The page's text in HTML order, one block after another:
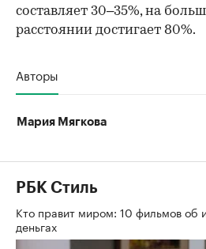
составляет 30–35%, на
расстоянии достигает 80%.
Авторы
Мария Мягкова
РБК Стиль
Кто правит миром: 10 фильмов об
деньгах